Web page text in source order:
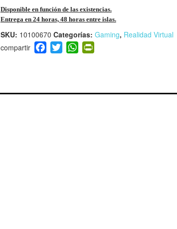
Disponible en función de las existencias.
Entrega en 24 horas, 48 horas entre islas.
SKU: 10100670 Categorías: Gaming, Realidad Virtual
F
a
b
T
wi
W
h
A
Pr
in
e